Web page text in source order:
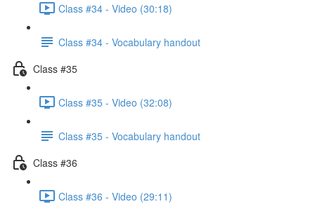
Class #34 - Video (30:18)
Class #34 - Vocabulary handout
Class #35
Class #35 - Video (32:08)
Class #35 - Vocabulary handout
Class #36
Class #36 - Video (29:11)